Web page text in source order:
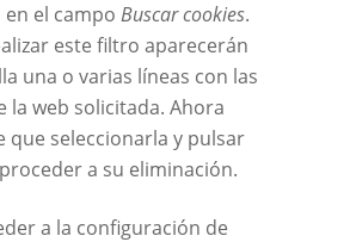
el campo Buscar cookies.
este filtro aparecerán
una o varias líneas con las
la web solicitada. Ahora
que seleccionarla y pulsar
a su eliminación.
a la configuración de